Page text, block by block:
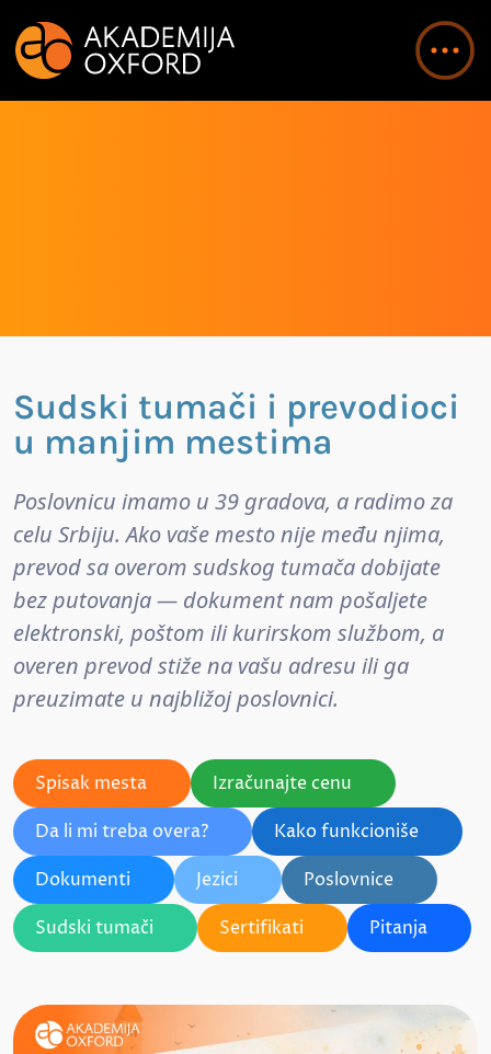
Sudski tumači i prevodioci
u manjim mestima
Poslovnicu imamo u 39 gradova, a radimo za
celu Srbiju. Ako vaše mesto nije među njima,
prevod sa overom sudskog tumača dobijate
bez putovanja — dokument nam pošaljete
elektronski, poštom ili kurirskom službom, a
overen prevod stiže na vašu adresu ili ga
preuzimate u najbližoj poslovnici.
Spisak mesta
Izračunajte cenu
Da li mi treba overa?
Kako funkcioniše
Dokumenti
Jezici
Poslovnice
Sudski tumači
Sertifikati Pitanja